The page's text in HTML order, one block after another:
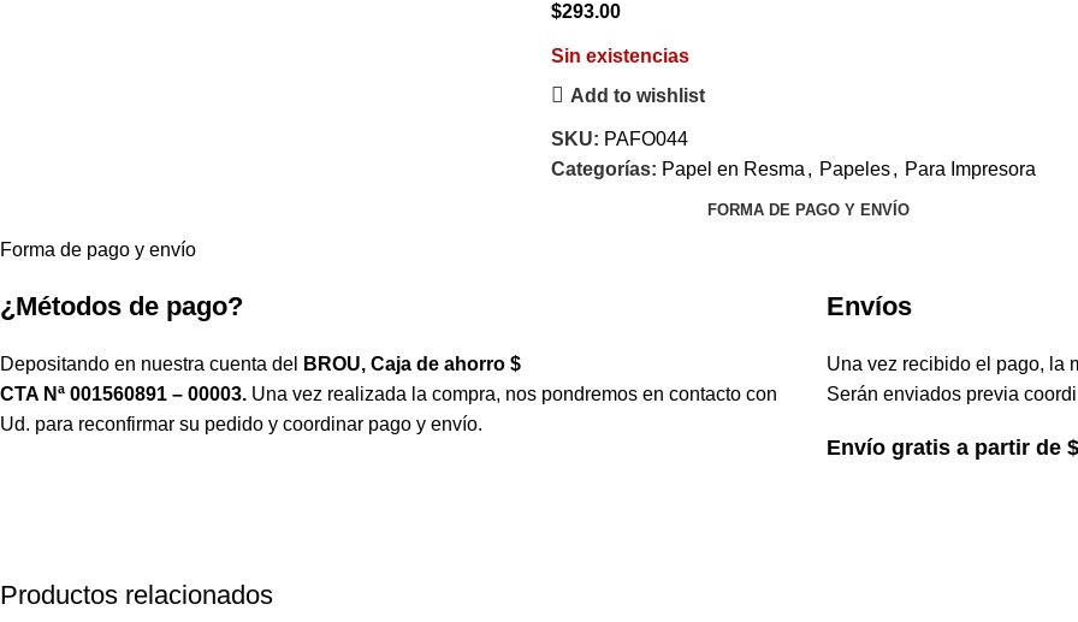
$293.00
Sin existencias
Add to wishlist
SKU: PAFO044
Categorías: Papel en Resma , Papeles, Para Impresora
FORMA DE PAGO Y ENVÍO
Forma de pago y envío
¿Métodos de pago?
Depositando en nuestra cuenta del
BROU, Caja de ahorro $
CTA Nª 001560891 – 00003. Una vez realizada la compra, nos pondremos en contacto con
Ud. para reconfirmar su pedido y coordinar pago y envío.
Envíos
Una vez recibido el pago, la
Serán enviados previa
Envío gratis a partir de
Productos relacionados